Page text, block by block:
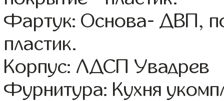
Фартук: Основа- ДВП,
пластик.
Корпус: ЛДСП Увадрев
Фурнитура: Кухня